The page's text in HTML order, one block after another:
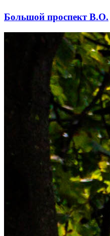
Большой проспект В.О.